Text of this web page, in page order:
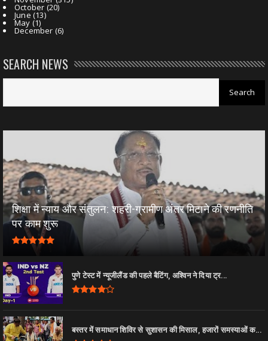
October (20)
June (13)
May (1)
December (6)
SEARCH NEWS
शिक्षा में न्याय और संतुलन: शहरी-ग्रामीण अंतर मिटाने की रणनीति
पर काम शुरू
पुणे टेस्ट में न्यूजीलैंड की पहले बैटिंग, अश्विन ने दिया ट्र...
बस्तर में समाधान शिविर से सुशासन की मिसाल, हजारों समस्याओं क...